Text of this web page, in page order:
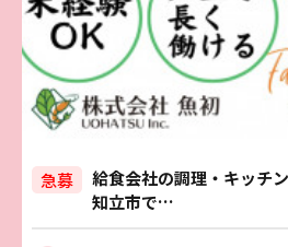
急募
給食会社の調理・キッチ
知立市で…